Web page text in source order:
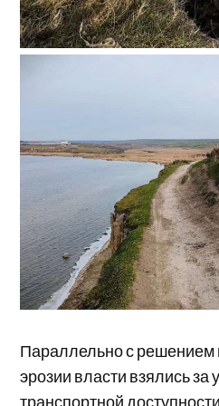
Параллельно с решением
эрозии власти взялись за
транспортной